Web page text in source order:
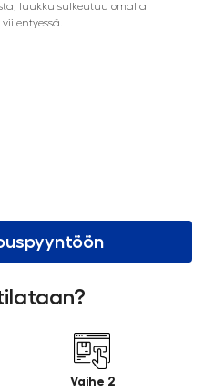
luukku sulkeutuu omalla
Vaihe 2